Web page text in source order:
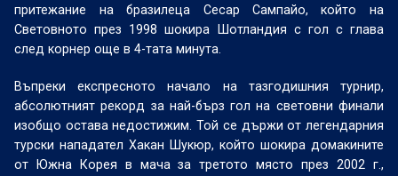
притежание на бразилеца Сесар Сампайо, който на
Световното през 1998 шокира Шотландия с гол с глава
след корнер още в 4-тата минута.
Въпреки експресното начало на тазгодишния турнир,
абсолютният рекорд за най-бърз гол на световни финали
изобщо остава недостижим. Той се държи от легендарния
турски нападател Хакан Шукюр, който шокира домакините
от Южна Корея в мача за третото място през 2002 г.,